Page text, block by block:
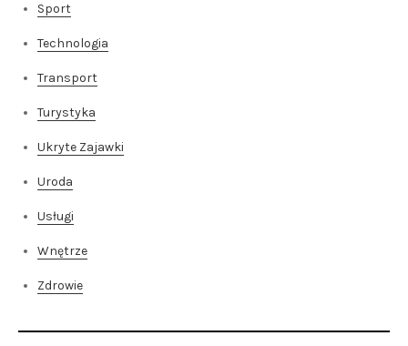
Sport
Technologia
Transport
Turystyka
Ukryte Zajawki
Uroda
Usługi
Wnętrze
Zdrowie